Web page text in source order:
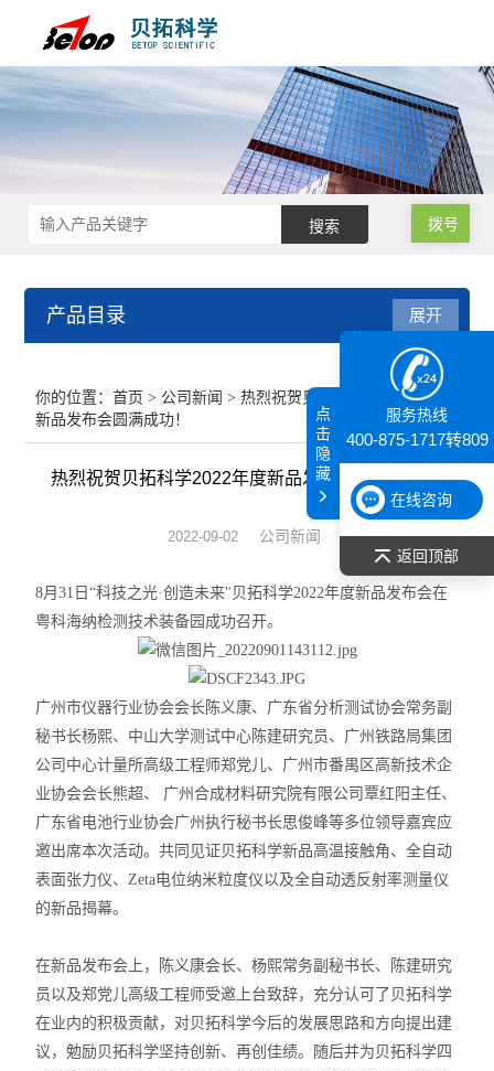
拨号
产品目录
纳米粒度仪
膜厚仪
光谱部件及外设
拉曼光谱仪
差示/热重/差热/热分析
红外光谱（IR、傅立叶）
扫描探针显微镜/原子力
激光粒度仪、纳米粒度仪
低温恒温器
X射线衍射仪（XRD）
激光光散射仪
展开
你的位置：首页 > 公司新闻 > 热烈祝贺贝拓科学2022年度
新品发布会圆满成功！
热烈祝贺贝拓科学2022年度新品发布会圆满成功！
2022-09-02 公司新闻
8月31 日“科技之光·创造未来" 贝拓科学2022年度新品发布会在
粤科海纳检测技术装备园成功召开。
广州市仪器行业协会会长陈义康、广东省分析测试协会常务副
秘书长杨熙、中山大学测试中心陈建研究员、广州铁路局集团
公司中心计量所高级工程师郑党儿、广州市番禺区高新技术企
业协会会长熊超、
广州合成材料研究院有限公司覃红阳主任、
广东省电池行业协会广州执行秘书长思俊峰等多位领导嘉宾应
邀出席本次活动。共同见证贝拓科学新品高温接触角、全自动
表面张力仪、Zeta电位纳米粒度仪以及全自动透反射率测量仪
的新品揭幕。
在新品发布会上，陈义康会长、杨熙常务副秘书长、陈建研究
员以及郑党儿高级工程师受邀上台致辞，充分认可了贝拓科学
在业内的积极贡献，对贝拓科学今后的发展思路和方向提出建
议，勉励贝拓科学坚持创新、再创佳绩。随后并为贝拓科学四
服务热线
400-875-1717转809
在线咨询
返回顶部
点
击
隐
藏